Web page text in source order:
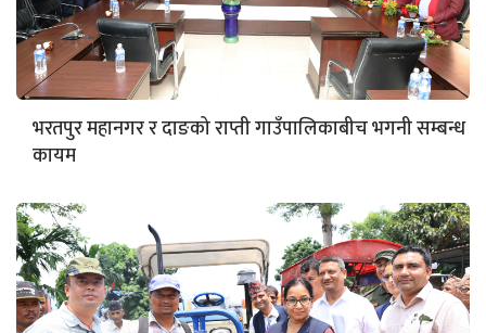
भरतपुर महानगर र दाङको राप्ती गाउँपालिकाबीच भगनी सम्बन्ध
कायम